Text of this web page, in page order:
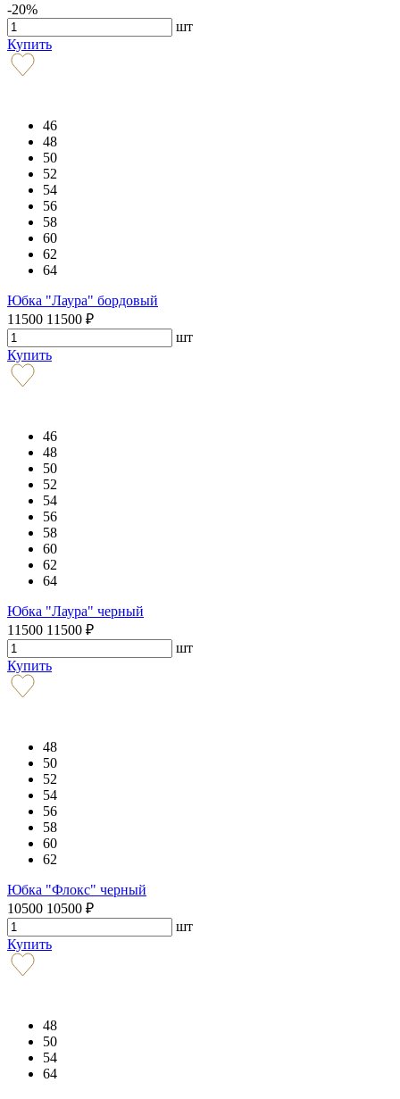
-20%
шт
Купить
46
48
50
52
54
56
58
60
62
64
Юбка "Лаура" бордовый
11500 11500 ₽
шт
Купить
46
48
50
52
54
56
58
60
62
64
Юбка "Лаура" черный
11500 11500 ₽
шт
Купить
48
50
52
54
56
58
60
62
Юбка "Флокс" черный
10500 10500 ₽
шт
Купить
48
50
54
64